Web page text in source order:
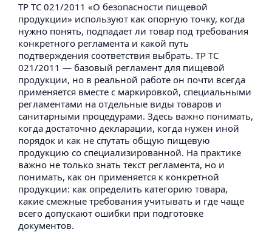
ТР ТС 021/2011 «О безопасности пищевой
продукции» используют как опорную точку, когда
нужно понять, подпадает ли товар под требования
конкретного регламента и какой путь
подтверждения соответствия выбрать. ТР ТС
021/2011 — базовый регламент для пищевой
продукции, но в реальной работе он почти всегда
применяется вместе с маркировкой, специальными
регламентами на отдельные виды товаров и
санитарными процедурами. Здесь важно понимать,
когда достаточно декларации, когда нужен иной
порядок и как не спутать общую пищевую
продукцию со специализированной. На практике
важно не только знать текст регламента, но и
понимать, как он применяется к конкретной
продукции: как определить категорию товара,
какие смежные требования учитывать и где чаще
всего допускают ошибки при подготовке
документов.